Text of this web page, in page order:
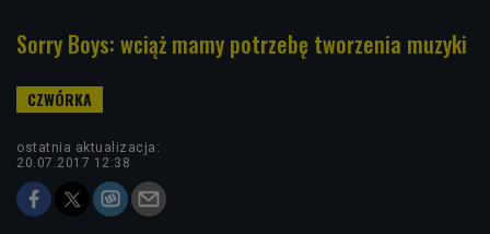
Sorry Boys: wciąż mamy potrzebę tworzenia muzyki
ostatnia aktualizacja:
20.07.2017 12:38